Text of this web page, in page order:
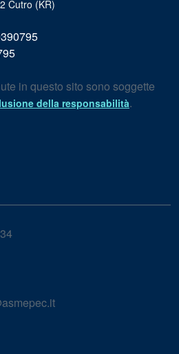
Cutro (KR)
in questo sito sono soggette
della responsabilità.